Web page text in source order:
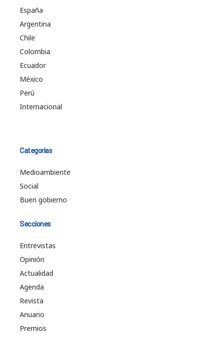
España
Argentina
Chile
Colombia
Ecuador
México
Perú
Internacional
Categorías
Medioambiente
Social
Buen gobierno
Secciones
Entrevistas
Opinión
Actualidad
Agenda
Revista
Anuario
Premios